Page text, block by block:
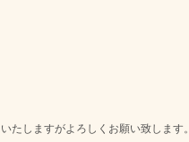
たしますがよろしくお願い致します。